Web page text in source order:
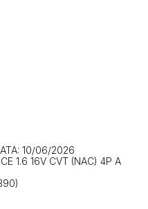
10/06/2026
1.6 16V CVT (NAC) 4P A